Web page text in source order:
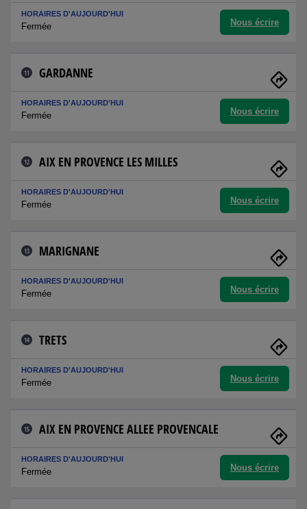
HORAIRES D'AUJOURD'HUI
Fermée Nous écrire
11 GARDANNE
HORAIRES D'AUJOURD'HUI
Fermée Nous écrire
12 AIX EN PROVENCE LES MILLES
HORAIRES D'AUJOURD'HUI
Fermée Nous écrire
13 MARIGNANE
HORAIRES D'AUJOURD'HUI
Fermée Nous écrire
14 TRETS
HORAIRES D'AUJOURD'HUI
Fermée Nous écrire
15 AIX EN PROVENCE ALLEE PROVENCALE
HORAIRES D'AUJOURD'HUI
Fermée Nous écrire